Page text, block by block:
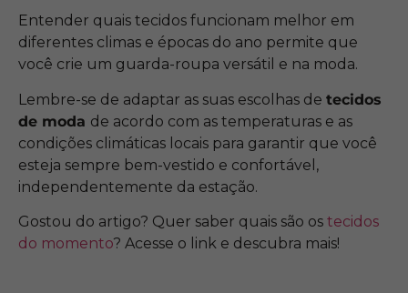
Entender quais tecidos funcionam melhor em
diferentes climas e épocas do ano permite que
você crie um guarda-roupa versátil e na moda.
Lembre-se de adaptar as suas escolhas de tecidos
de moda de acordo com as temperaturas e as
condições climáticas locais para garantir que você
esteja sempre bem-vestido e confortável,
independentemente da estação.
Gostou do artigo? Quer saber quais são os tecidos
do momento? Acesse o link e descubra mais!